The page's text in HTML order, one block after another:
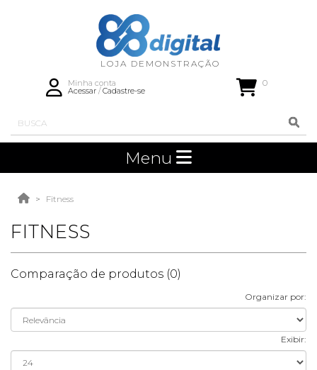
Minha conta
Acessar/Cadastre-se
0
Menu
Fitness
FITNESS
Comparação de produtos (0)
Organizar por:
Exibir: